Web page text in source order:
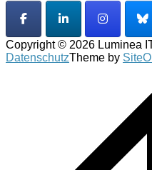
Copyright © 2026 Luminea
DatenschutzTheme by